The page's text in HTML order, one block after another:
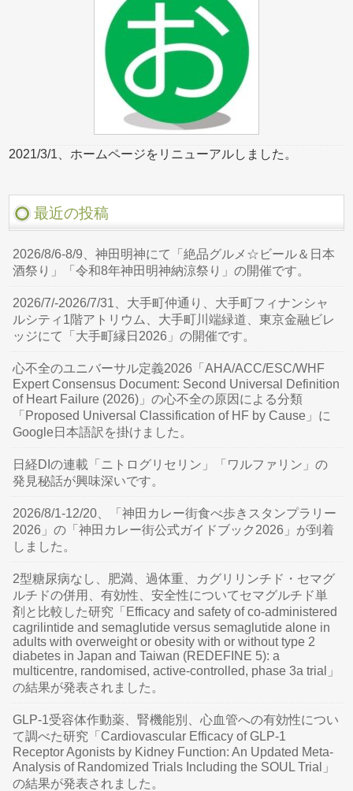
2021/3/1、ホームページをリニューアルしました。
最近の投稿
2026/8/6-8/9、神田明神にて「絶品グルメ☆ビール＆日本
酒祭り」「令和8年神田明神納涼祭り」の開催です。
2026/7/-2026/7/31、大手町仲通り、大手町フィナンシャ
ルシティ1階アトリウム、大手町川端緑道、東京金融ビレ
ッジにて「大手町縁日2026」の開催です。
心不全のユニバーサル定義2026「AHA/ACC/ESC/WHF
Expert Consensus Document: Second Universal Definition
of Heart Failure (2026)」の心不全の原因による分類
「Proposed Universal Classification of HF by Cause」に
Google日本語訳を掛けました。
日経DIの連載「ニトログリセリン」「ワルファリン」の
発見秘話が興味深いです。
2026/8/1-12/20、「神田カレー街食べ歩きスタンプラリー
2026」の「神田カレー街公式ガイドブック2026」が到着
しました。
2型糖尿病なし、肥満、過体重、カグリリンチド・セマグ
ルチドの併用、有効性、安全性についてセマグルチド単
剤と比較した研究「Efficacy and safety of co-administered
cagrilintide and semaglutide versus semaglutide alone in
adults with overweight or obesity with or without type 2
diabetes in Japan and Taiwan (REDEFINE 5): a
multicentre, randomised, active-controlled, phase 3a trial」
の結果が発表されました。
GLP-1受容体作動薬、腎機能別、心血管への有効性につい
て調べた研究「Cardiovascular Efficacy of GLP-1
Receptor Agonists by Kidney Function: An Updated Meta-
Analysis of Randomized Trials Including the SOUL Trial」
の結果が発表されました。